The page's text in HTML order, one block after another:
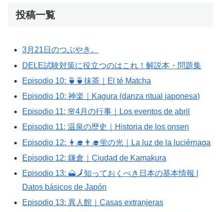
投稿一覧
3月21日のつぶやき。
DELE試験対策に役立つのはこれ！解説本・問題集
Episodio 10: 🍵🍵抹茶｜El té Matcha
Episodio 10: 神楽｜Kagura (danza ritual japonesa)
Episodio 11: 🌸4月の行事｜Los eventos de abril
Episodio 11: 温泉の歴史｜Historia de los onsen
Episodio 12: 👩‍🎓👨‍🎓蛍の光｜La luz de la luciérnaga
Episodio 12: 鎌倉｜Ciudad de Kamakura
Episodio 13: 🗻🗾知っておくべき日本の基本情報 |
Datos básicos de Japón
Episodio 13: 異人館｜Casas extranjeras